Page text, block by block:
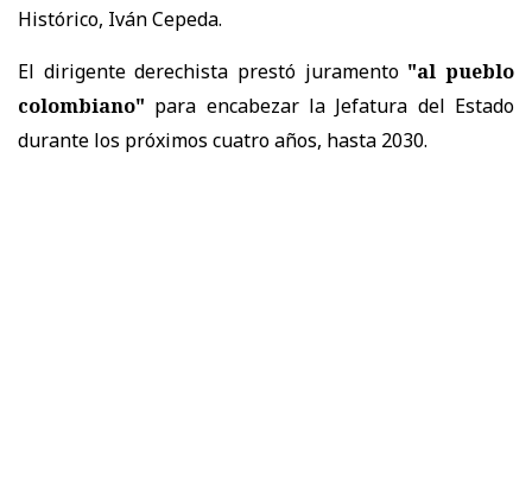
Histórico, Iván Cepeda.
El dirigente derechista prestó juramento "al pueblo
colombiano" para encabezar la Jefatura del Estado
durante los próximos cuatro años, hasta 2030.